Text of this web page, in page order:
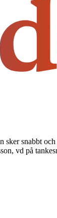
sker snabbt
vd på